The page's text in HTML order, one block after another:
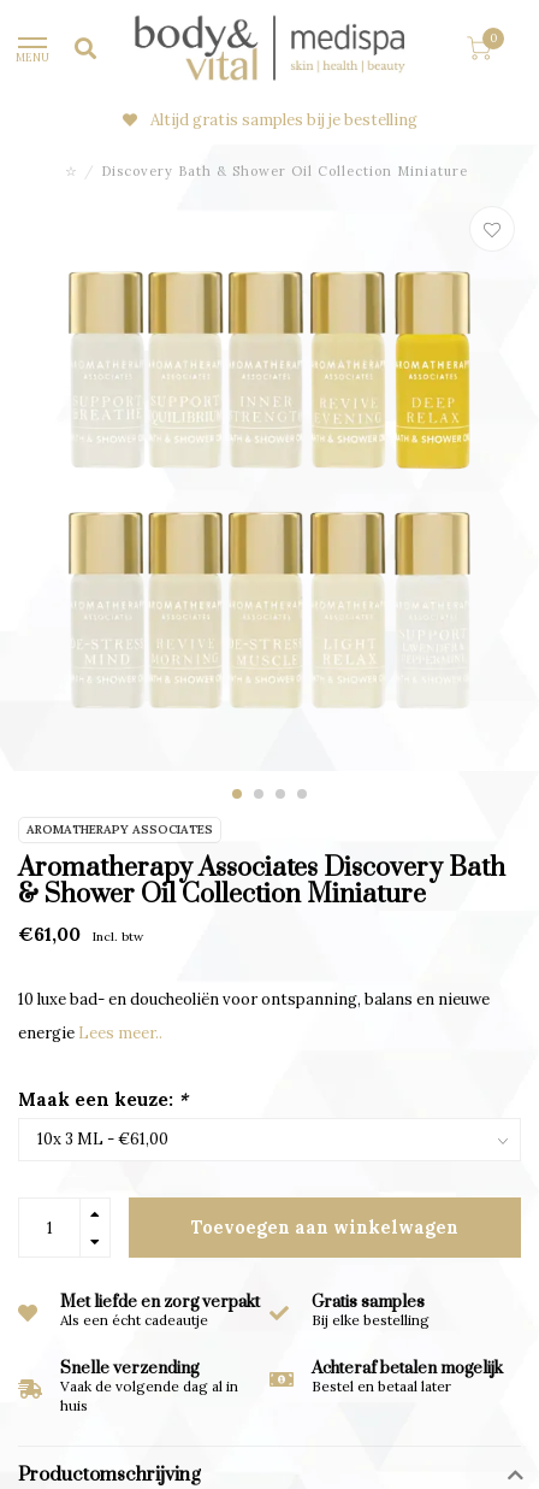
MENU
0
Altijd gratis samples bij je bestelling
☆ / Discovery Bath & Shower Oil Collection Miniature
AROMATHERAPY ASSOCIATES
Aromatherapy Associates Discovery Bath
& Shower Oil Collection Miniature
€61,00 Incl. btw
10 luxe bad- en doucheoliën voor ontspanning, balans en nieuwe
energie Lees meer..
Maak een keuze: *
Toevoegen aan winkelwagen
Met liefde en zorg verpakt
Als een écht cadeautje
Gratis samples
Bij elke bestelling
Snelle verzending
Vaak de volgende dag al in
huis
Achteraf betalen mogelijk
Bestel en betaal later
Productomschrijving